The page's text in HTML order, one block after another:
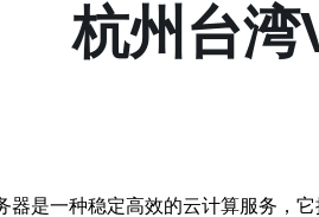
杭州台湾
器是一种稳定高效的云计算服务，